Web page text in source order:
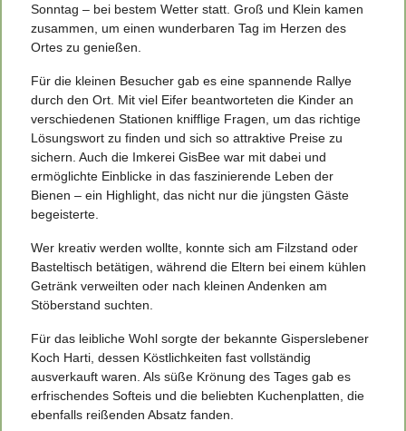
Sonntag – bei bestem Wetter statt. Groß und Klein kamen
zusammen, um einen wunderbaren Tag im Herzen des
Ortes zu genießen.
Für die kleinen Besucher gab es eine spannende Rallye
durch den Ort. Mit viel Eifer beantworteten die Kinder an
verschiedenen Stationen knifflige Fragen, um das richtige
Lösungswort zu finden und sich so attraktive Preise zu
sichern. Auch die Imkerei GisBee war mit dabei und
ermöglichte Einblicke in das faszinierende Leben der
Bienen – ein Highlight, das nicht nur die jüngsten Gäste
begeisterte.
Wer kreativ werden wollte, konnte sich am Filzstand oder
Basteltisch betätigen, während die Eltern bei einem kühlen
Getränk verweilten oder nach kleinen Andenken am
Stöberstand suchten.
Für das leibliche Wohl sorgte der bekannte Gisperslebener
Koch Harti, dessen Köstlichkeiten fast vollständig
ausverkauft waren. Als süße Krönung des Tages gab es
erfrischendes Softeis und die beliebten Kuchenplatten, die
ebenfalls reißenden Absatz fanden.